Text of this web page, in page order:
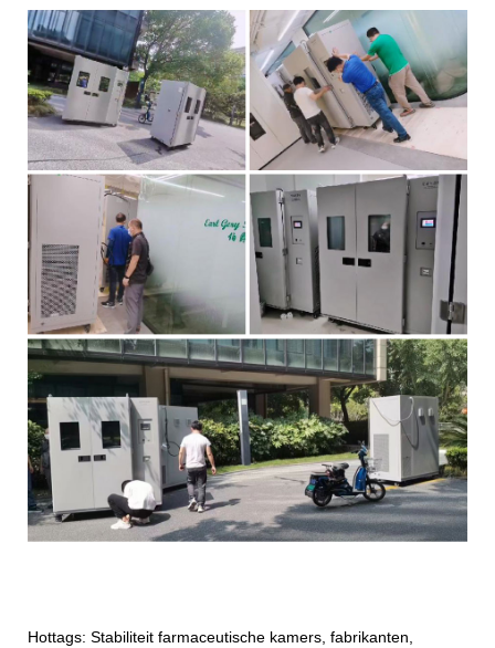
Hottags: Stabiliteit farmaceutische kamers, fabrikanten,